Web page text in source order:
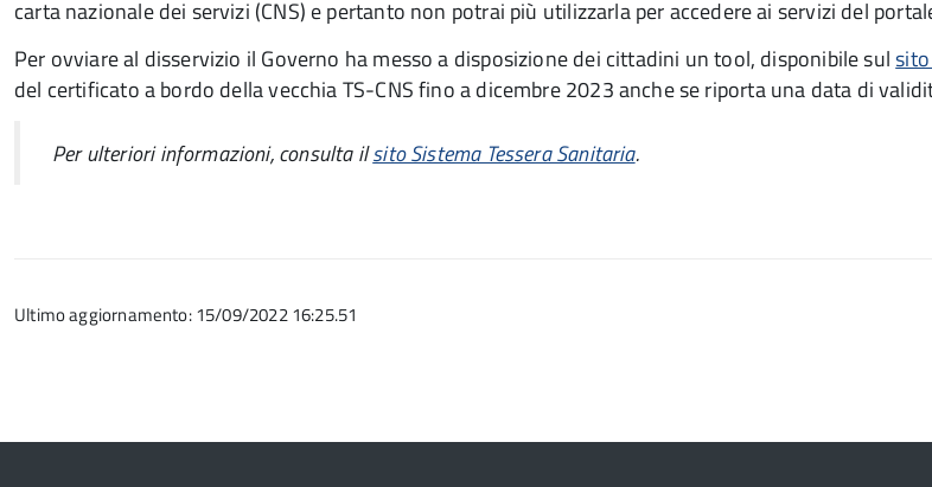
carta nazionale dei servizi (CNS) e pertanto non potrai più utilizzarla per accedere ai servizi del
Per ovviare al disservizio il Governo ha messo a disposizione dei cittadini un tool, disponibile sul
del certificato a bordo della vecchia TS-CNS fino a dicembre 2023 anche se riporta una data di
Per ulteriori informazioni, consulta ilsito Sistema Tessera Sanitaria.
Ultimo aggiornamento: 15/09/2022 16:25.51